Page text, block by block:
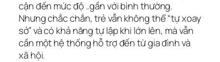
cận đến mức độ ..gần với bình thường.
Nhưng chắc chắn, trẻ vẫn không thể “tự xoay
sở” và có khả năng tự lập khi lớn lên, mà vẫn
cần một hệ thống hỗ trợ đến từ gia đình và
xã hội.